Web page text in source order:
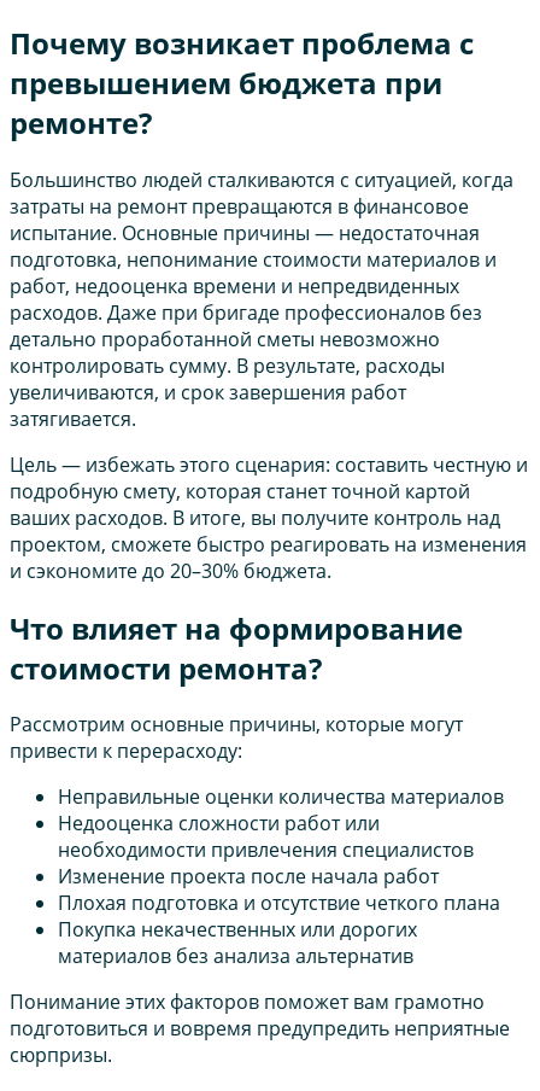
Почему возникает проблема с
превышением бюджета при
ремонте?
Большинство людей сталкиваются с ситуацией, когда
затраты на ремонт превращаются в финансовое
испытание. Основные причины — недостаточная
подготовка, непонимание стоимости материалов и
работ, недооценка времени и непредвиденных
расходов. Даже при бригаде профессионалов без
детально проработанной сметы невозможно
контролировать сумму. В результате, расходы
увеличиваются, и срок завершения работ
затягивается.
Цель — избежать этого сценария: составить честную и
подробную смету, которая станет точной картой
ваших расходов. В итоге, вы получите контроль над
проектом, сможете быстро реагировать на изменения
и сэкономите до 20–30% бюджета.
Что влияет на формирование
стоимости ремонта?
Рассмотрим основные причины, которые могут
привести к перерасходу:
Неправильные оценки количества материалов
Недооценка сложности работ или
необходимости привлечения специалистов
Изменение проекта после начала работ
Плохая подготовка и отсутствие четкого плана
Покупка некачественных или дорогих
материалов без анализа альтернатив
Понимание этих факторов поможет вам грамотно
подготовиться и вовремя предупредить неприятные
сюрпризы.